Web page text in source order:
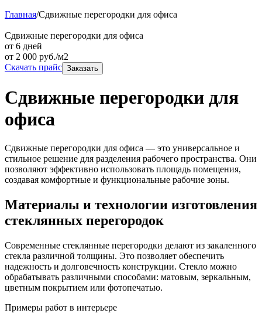
Главная/Сдвижные перегородки для офиса
Сдвижные перегородки для офиса
от 6 дней
от 2 000 руб./м2
Скачать прайс Заказать
Сдвижные перегородки для
офиса
Сдвижные перегородки для офиса — это универсальное и
стильное решение для разделения рабочего пространства. Они
позволяют эффективно использовать площадь помещения,
создавая комфортные и функциональные рабочие зоны.
Материалы и технологии изготовления
стеклянных перегородок
Современные стеклянные перегородки делают из закаленного
стекла различной толщины. Это позволяет обеспечить
надежность и долговечность конструкции. Стекло можно
обрабатывать различными способами: матовым, зеркальным,
цветным покрытием или фотопечатью.
Примеры работ в интерьере